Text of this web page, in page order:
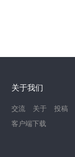
关于我们
交流 关于
投稿
客户端下载